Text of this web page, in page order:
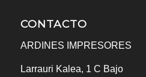
CONTACTO
ARDINES IMPRESORES
Larrauri Kalea, 1 C Bajo